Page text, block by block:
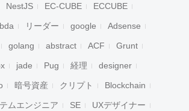
NestJS EC-CUBE ECCUBE
リーダー google Adsense
golang abstract ACF Grunt
jade Pug 経理 designer
暗号資産 クリプト Blockchain
ムエンジニア SE UXデザイナー